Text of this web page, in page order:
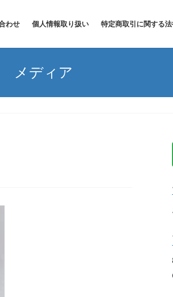
わせ 個人情報取り扱い 特定商取引に関する
メディア